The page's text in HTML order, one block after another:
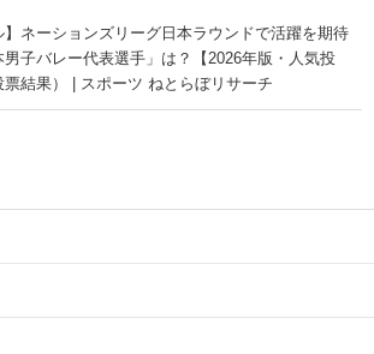
】ネーションズリーグ日本ラウンドで活躍を期待
男子バレー代表選手」は？【2026年版・人気投
結果） | スポーツ ねとらぼリサーチ